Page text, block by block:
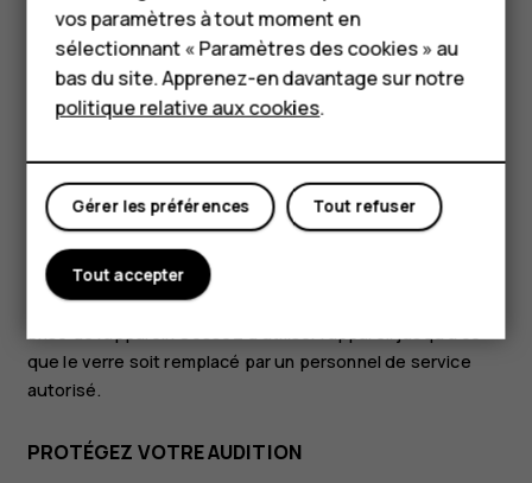
Tablettes
Boutique
Mon compte
ÉLÉMENTS EN VERRE
L'appareil et/ou son écran sont en verre. Ce verre peut se
briser si l'appareil tombe sur une surface dure ou subit un
choc violent. Si le verre se brise, ne touchez pas les
éléments en verre et n'essayez pas de retirer le verre
que le verre soit remplacé par un personnel de service
autorisé.
PROTÉGEZ VOTRE AUDITION
vos paramètres à tout moment en
sélectionnant « Paramètres des cookies » au
bas du site. Apprenez-en davantage sur notre
politique relative aux cookies.
Tout refuser
Gérer les préférences
Tout accepter